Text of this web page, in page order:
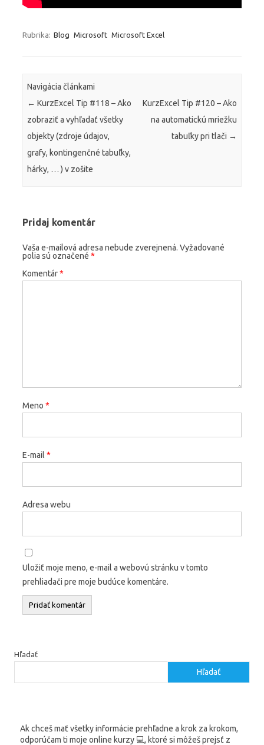
Rubrika: Blog Microsoft Microsoft Excel
Navigácia článkami
← KurzExcel Tip #118 – Ako
zobraziť a vyhľadať všetky
objekty (zdroje údajov,
grafy, kontingenčné tabuľky,
hárky, … ) v zošite
KurzExcel Tip #120 – Ako
na automatickú mriežku
tabuľky pri tlači →
Pridaj komentár
Vaša e-mailová adresa nebude zverejnená. Vyžadované
polia sú označené *
Komentár*
Meno *
E-mail *
Adresa webu
Uložiť moje meno, e-mail a webovú stránku v tomto
prehliadači pre moje budúce komentáre.
Hľadať
Hľadať
Ak chceš mať všetky informácie prehľadne a krok za krokom,
odporúčam ti moje online kurzy 💻, ktoré si môžeš prejsť z